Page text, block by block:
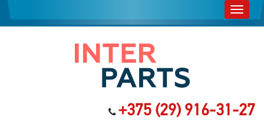
+375 (29) 916-31-27